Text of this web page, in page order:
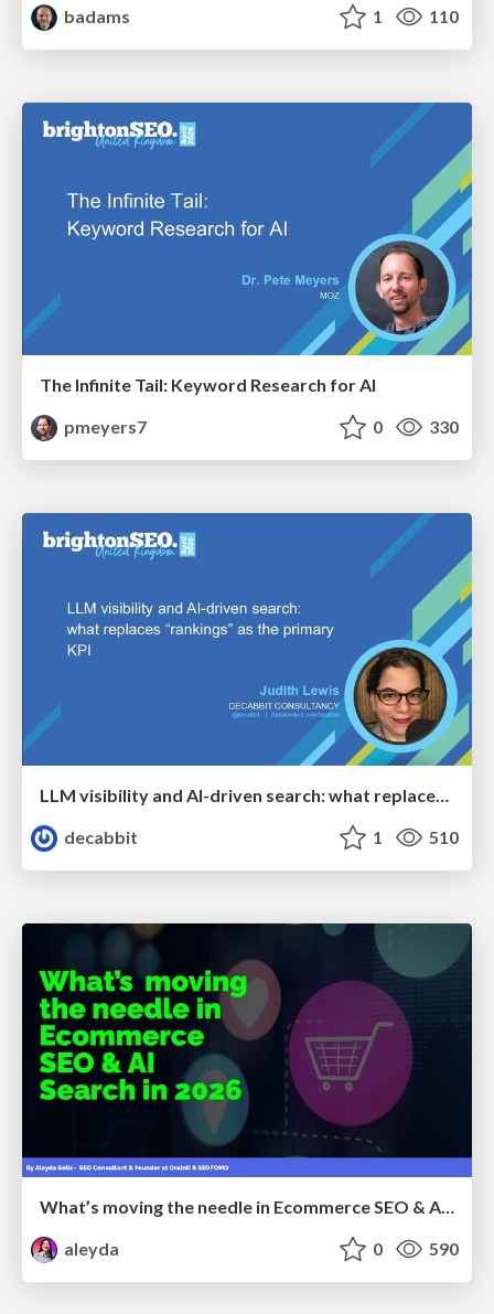
badams 1 110
The Infinite Tail: Keyword Research for AI
pmeyers7
0 330
LLM visibility and AI-driven search: what replaces “rankings” as the primary KPI - BrightonSEO April 2026
decabbit
1 510
aleyda
0 590